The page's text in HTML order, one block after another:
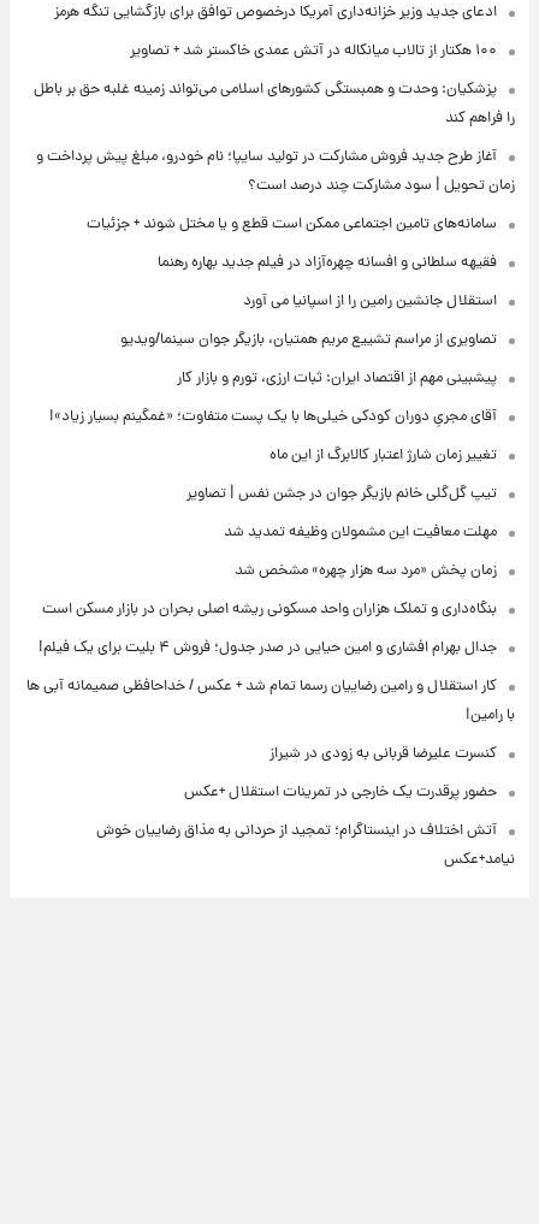
ادعای جدید وزیر خزانه‌داری آمریکا درخصوص توافق برای بازگشایی تنگه هرمز
۱۰۰ هکتار از تالاب میانکاله در آتش عمدی خاکستر شد + تصاویر
پزشکیان: وحدت و همبستگی کشورهای اسلامی می‌تواند زمینه غلبه حق بر باطل
را فراهم کند
آغاز طرح جدید فروش مشارکت در تولید سایپا؛ نام خودرو، مبلغ پیش پرداخت و
زمان تحویل | سود مشارکت چند درصد است؟
سامانه‌های تامین اجتماعی ممکن است قطع و یا مختل شوند + جزئیات
فقیهه سلطانی و افسانه چهره‌آزاد در فیلم جدید بهاره رهنما
استقلال جانشین رامین را از اسپانیا می آورد
تصاویری از مراسم تشییع مریم همتیان، بازیگر جوان سینما/ویدیو
پیشبینی مهم از اقتصاد ایران: ثبات ارزی، تورم و بازار کار
آقای مجریِ دوران کودکی خیلی‌ها با یک پست متفاوت؛ «غمگینم بسیار زیاد»!
تغییر زمان شارژ اعتبار کالابرگ از این ماه
تیپ گل‌گلی خانم بازیگر جوان در جشن نفس | تصاویر
مهلت معافیت این مشمولان وظیفه تمدید شد
زمان پخش «مرد سه هزار چهره» مشخص شد
بنگاه‌داری و تملک هزاران واحد مسکونی ریشه اصلی بحران در بازار مسکن است
جدال بهرام افشاری و امین حیایی در صدر جدول؛ فروش ۴ بلیت برای یک فیلم!
کار استقلال و رامین رضاییان رسما تمام شد + عکس / خداحافظی صمیمانه آبی ها
با رامین!
کنسرت علیرضا قربانی به زودی در شیراز
حضور پرقدرت یک خارجی در تمرینات استقلال +عکس
آتش اختلاف در اینستاگرام؛ تمجید از حردانی به مذاق رضاییان خوش
نیامد+عکس